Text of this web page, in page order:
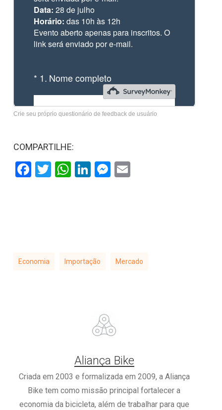
Crie seu próprio questionário de feedback de usuário
COMPARTILHE:
Facebook
Twitter
WhatsApp
LinkedIn
Messenger
Email
Economia Importação Mercado
Aliança Bike
Criada em 2003 e formalizada em 2009, a Aliança
Bike tem como missão principal fortalecer a
economia da bicicleta, além de trabalhar para que